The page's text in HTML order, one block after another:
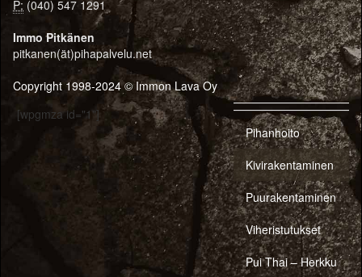
P: (040) 547 1291
Immo Pitkänen
pitkanen(ät)pihapalvelu.net
Copyright 1998-2024 © Immon Lava Oy
[wpgmza id="1"]
Pihanhoito
Kivirakentaminen
Puurakentaminen
Viheristutukset
Pui Thai – Herkku